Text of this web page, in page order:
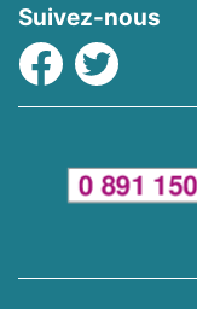
Suivez-nous
Facebook
Twitter